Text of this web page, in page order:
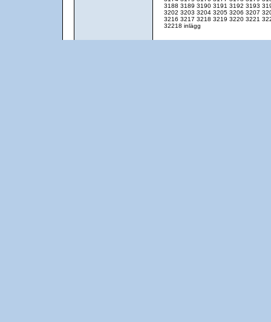
3188 3189 3190 3191 3192 3193
3202 3203 3204 3205 3206 3207
3216 3217 3218 3219 3220 3221
32218 inlägg